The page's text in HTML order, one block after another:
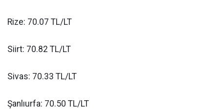
Rize: 70.07 TL/LT
Siirt: 70.82 TL/LT
Sivas: 70.33 TL/LT
Şanlıurfa: 70.50 TL/LT